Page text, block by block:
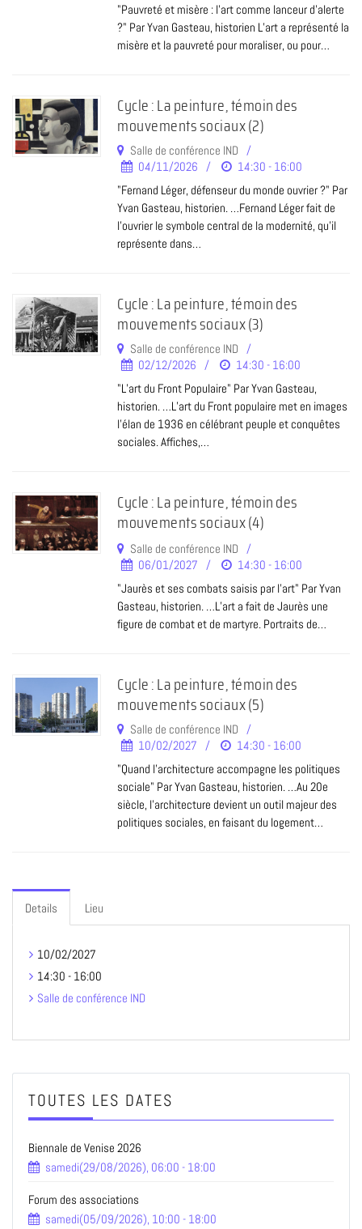
"Pauvreté et misère : l'art comme lanceur d'alerte
?" Par Yvan Gasteau, historien L’art a représenté la
misère et la pauvreté pour moraliser, ou pour…
Cycle : La peinture, témoin des
mouvements sociaux (2)
Salle de conférence IND
04/11/2026
14:30 - 16:00
"Fernand Léger, défenseur du monde ouvrier ?" Par
Yvan Gasteau, historien. …Fernand Léger fait de
l’ouvrier le symbole central de la modernité, qu’il
représente dans…
Cycle : La peinture, témoin des
mouvements sociaux (3)
Salle de conférence IND
02/12/2026
14:30 - 16:00
"L’art du Front Populaire" Par Yvan Gasteau,
historien. …L’art du Front populaire met en images
l’élan de 1936 en célébrant peuple et conquêtes
sociales. Affiches,…
Cycle : La peinture, témoin des
mouvements sociaux (4)
Salle de conférence IND
06/01/2027
14:30 - 16:00
"Jaurès et ses combats saisis par l'art" Par Yvan
Gasteau, historien. …L’art a fait de Jaurès une
figure de combat et de martyre. Portraits de…
Cycle : La peinture, témoin des
mouvements sociaux (5)
Salle de conférence IND
10/02/2027
14:30 - 16:00
"Quand l’architecture accompagne les politiques
sociale" Par Yvan Gasteau, historien. …Au 20e
siècle, l’architecture devient un outil majeur des
politiques sociales, en faisant du logement…
Details Lieu
10/02/2027
14:30 - 16:00
Salle de conférence IND
TOUTES LES DATES
Biennale de Venise 2026
samedi(29/08/2026), 06:00 - 18:00
Forum des associations
samedi(05/09/2026), 10:00 - 18:00